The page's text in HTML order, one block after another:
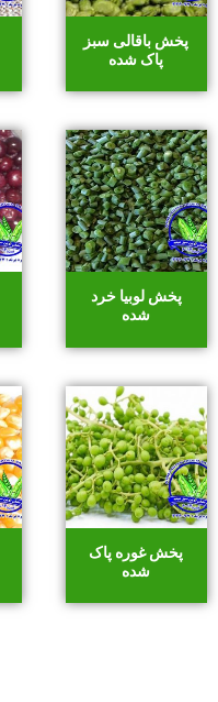
پخش باقالی سبز
پاک شده
پخش لوبیا خرد
شده
پخش غوره پاک
شده